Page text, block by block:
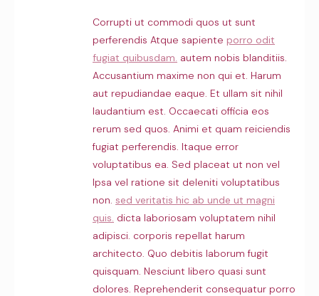
Corrupti ut commodi quos ut sunt
perferendis Atque sapiente porro odit
fugiat quibusdam. autem nobis blanditiis.
Accusantium maxime non qui et. Harum
aut repudiandae eaque. Et ullam sit nihil
laudantium est. Occaecati officia eos
rerum sed quos. Animi et quam reiciendis
fugiat perferendis. Itaque error
voluptatibus ea. Sed placeat ut non vel
Ipsa vel ratione sit deleniti voluptatibus
non. sed veritatis hic ab unde ut magni
quis. dicta laboriosam voluptatem nihil
adipisci. corporis repellat harum
architecto. Quo debitis laborum fugit
quisquam. Nesciunt libero quasi sunt
dolores. Reprehenderit consequatur porro